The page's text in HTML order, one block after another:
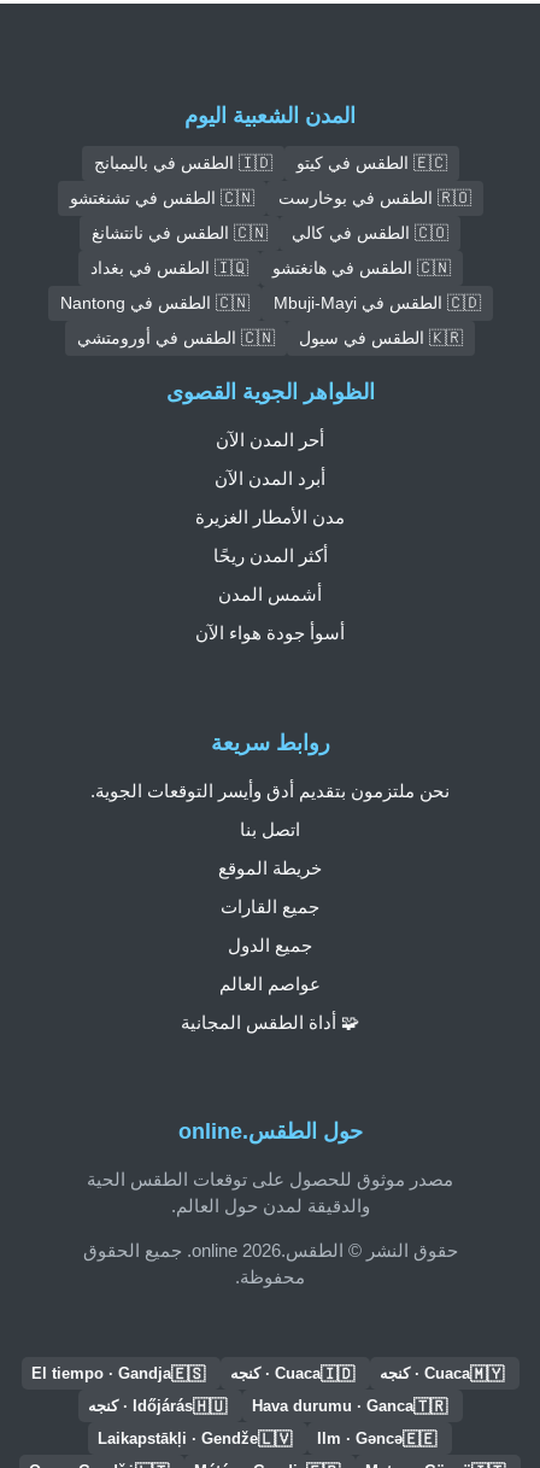
المدن الشعبية اليوم
🇪🇨 الطقس في كيتو
🇮🇩 الطقس في باليمبانج
🇷🇴 الطقس في بوخارست
🇨🇳 الطقس في تشنغتشو
🇨🇴 الطقس في كالي
🇨🇳 الطقس في نانتشانغ
🇨🇳 الطقس في هانغتشو
🇮🇶 الطقس في بغداد
🇨🇩 الطقس في Mbuji-Mayi
🇨🇳 الطقس في Nantong
🇰🇷 الطقس في سيول
🇨🇳 الطقس في أورومتشي
حول الطقس.online
مصدر موثوق للحصول على توقعات الطقس الحية
والدقيقة لمدن حول العالم.
حقوق النشر © الطقس.online 2026. جميع الحقوق
محفوظة.
روابط سريعة
نحن ملتزمون بتقديم أدق وأيسر التوقعات الجوية.
اتصل بنا
خريطة الموقع
جميع القارات
جميع الدول
عواصم العالم
🧩 أداة الطقس المجانية
الظواهر الجوية القصوى
أحر المدن الآن
أبرد المدن الآن
مدن الأمطار الغزيرة
أكثر المدن ريحًا
أشمس المدن
أسوأ جودة هواء الآن
🇲🇾Cuaca · كنجه 🇮🇩Cuaca · كنجه 🇪🇸
El tiempo · Gandja
🇹🇷
Hava durumu · Ganca
🇭🇺Időjárás · كنجه
🇪🇪
Ilm · Gəncə
🇱🇻
Laikapstākļi · Gendže